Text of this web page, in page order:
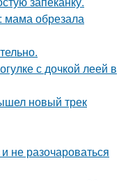
мама обрезала
с дочкой леей в
новый трек
не разочароваться